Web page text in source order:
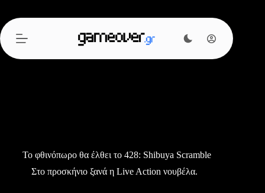
περιεχόμενο
Το φθινόπωρο θα έλθει το 428: Shibuya Scramble
Στο προσκήνιο ξανά η Live Action νουβέλα.